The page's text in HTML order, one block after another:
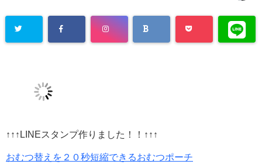
↑↑↑LINEスタンプ作りました！！↑↑↑
おむつ替えを２０秒短縮できるおむつポーチ